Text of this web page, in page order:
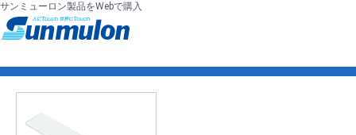
サンミューロン製品をWebで購入